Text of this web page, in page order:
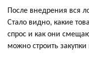
После внедрения вся
Стало видно, какие
спрос и как они
можно строить